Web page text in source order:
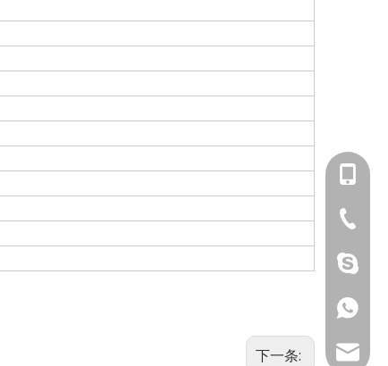
示终端、控制软硬件成套方案使用。
下一条:
0512-